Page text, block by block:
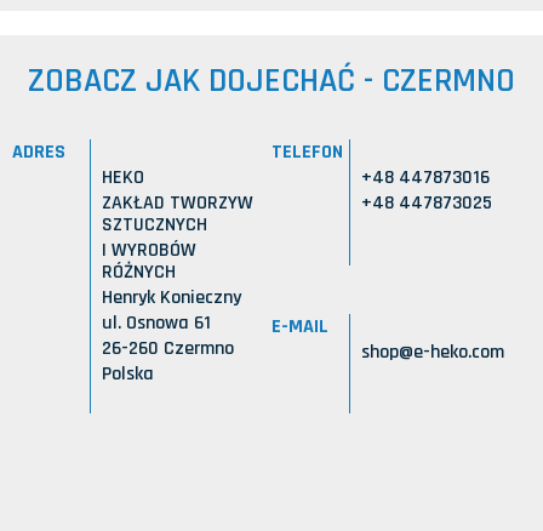
ZOBACZ JAK DOJECHAĆ - CZERMNO
ADRES
HEKO
ZAKŁAD TWORZYW
SZTUCZNYCH
I WYROBÓW
RÓŻNYCH
Henryk Konieczny
ul. Osnowa 61
26-260 Czermno
Polska
TELEFON
+48 447873016
+48 447873025
E-MAIL
shop@e-heko.com